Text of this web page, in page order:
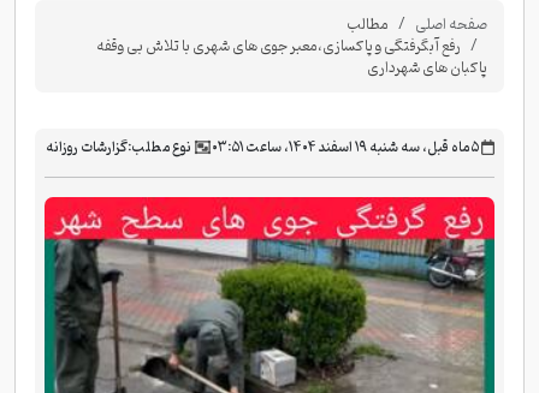
صفحه اصلی مطالب
رفع آبگرفتگی و پاکسازی،معبر جوی های شهری با تلاش بی وقفه
پاکبان های شهرداری
‫۵ ماه قبل، سه شنبه ۱۹ اسفند ۱۴۰۴، ساعت ۰۳:۵۱ نوع مطلب:گزارشات روزانه